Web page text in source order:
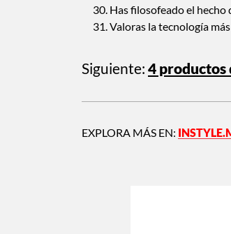
Has filosofeado el
Valoras la tecnología
Siguiente: 4 productos
EXPLORA MÁS EN: